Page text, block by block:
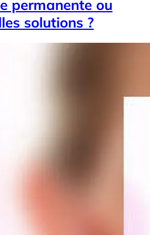
permanente ou
solutions ?